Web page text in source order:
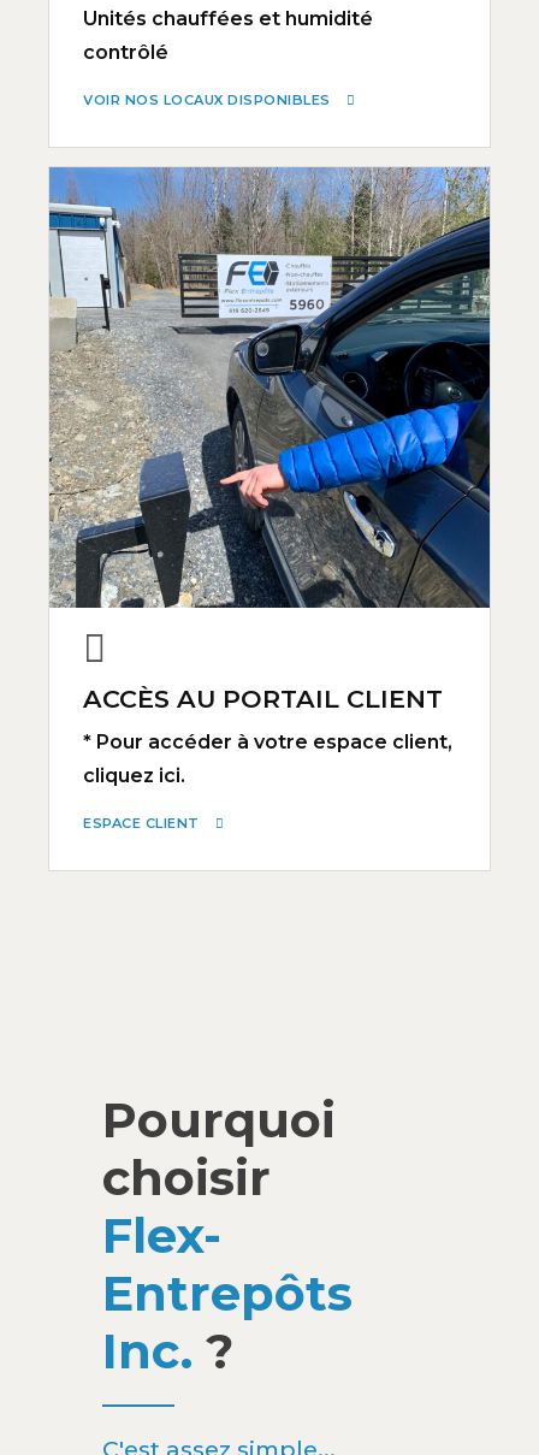
Unités chauffées et humidité
contrôlé
VOIR NOS LOCAUX DISPONIBLES
ACCÈS AU PORTAIL CLIENT
* Pour accéder à votre espace client,
cliquez ici.
ESPACE CLIENT
Pourquoi
choisir
Flex-
Entrepôts
Inc. ?
C'est assez simple...